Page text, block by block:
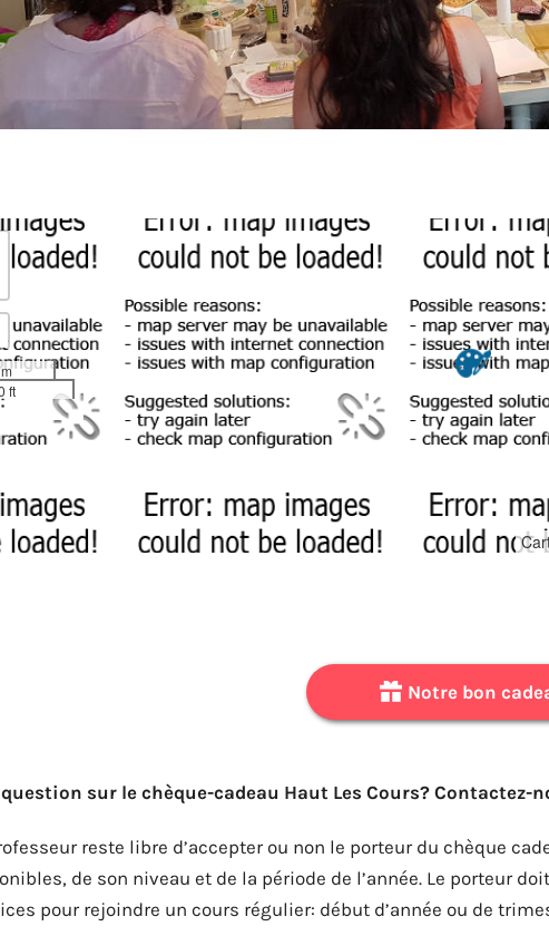
ft
Notre bon
sur le chèque-cadeau Haut Les Cours? Contactez-
reste libre d’accepter ou non le porteur du chèque
de son niveau et de la période de l’année. Le porteur
pour rejoindre un cours régulier: début d’année ou de